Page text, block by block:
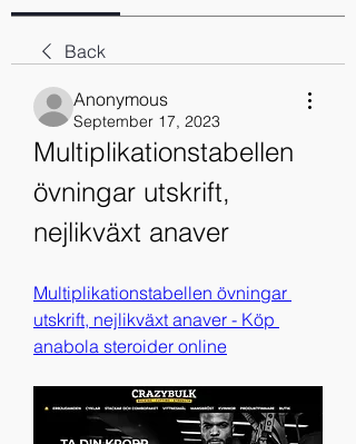
Back
Anonymous
September 17, 2023
Multiplikationstabellen
övningar utskrift,
nejlikväxt anaver
Multiplikationstabellen övningar
utskrift, nejlikväxt anaver - Köp
anabola steroider online